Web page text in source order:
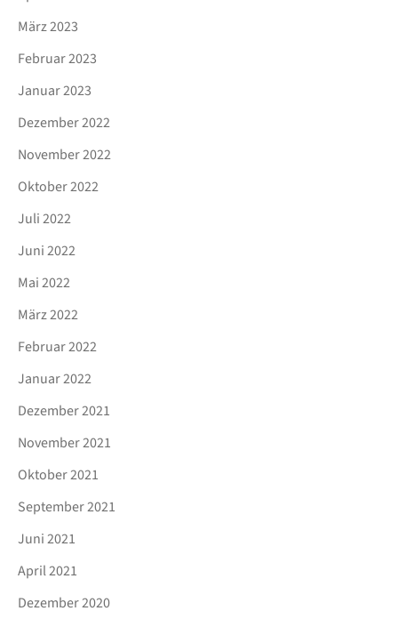
März 2023
Februar 2023
Januar 2023
Dezember 2022
November 2022
Oktober 2022
Juli 2022
Juni 2022
Mai 2022
März 2022
Februar 2022
Januar 2022
Dezember 2021
November 2021
Oktober 2021
September 2021
Juni 2021
April 2021
Dezember 2020